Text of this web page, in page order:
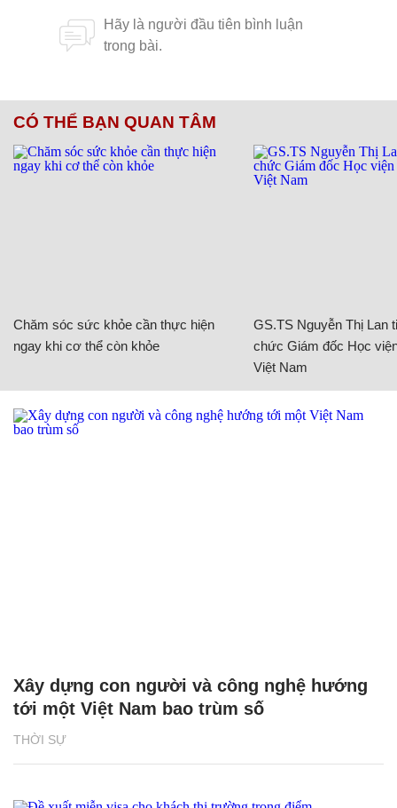
CÓ THỂ BẠN QUAN TÂM
Chăm sóc sức khỏe cần thực hiện
ngay khi cơ thể còn khỏe
GS.TS Nguyễn Thị Lan
chức Giám đốc Học
Việt Nam
THỜI SỰ
Xây dựng con người và công nghệ hướng
tới một Việt Nam bao trùm số